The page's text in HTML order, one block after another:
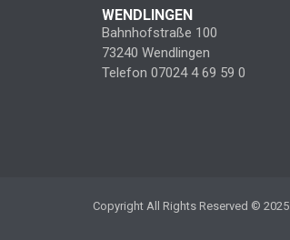
WENDLINGEN
Bahnhofstraße 100
73240 Wendlingen
Telefon 07024 4 69 59 0
Copyright All Rights Reserved © 2025